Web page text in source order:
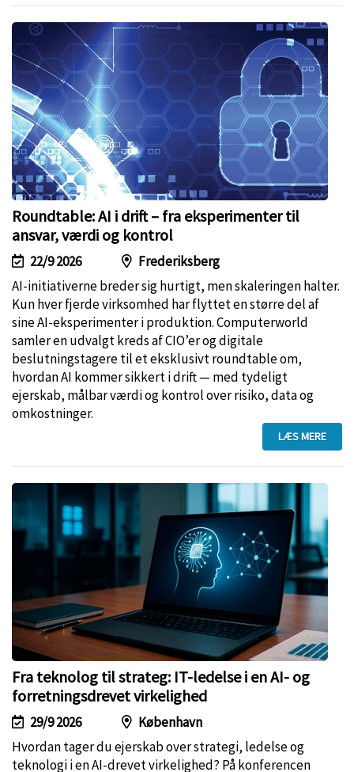
Roundtable: AI i drift – fra eksperimenter til
ansvar, værdi og kontrol
22/9 2026
Frederiksberg
AI-initiativerne breder sig hurtigt, men skaleringen halter.
Kun hver fjerde virksomhed har flyttet en større del af
sine AI-eksperimenter i produktion. Computerworld
samler en udvalgt kreds af CIO’er og digitale
beslutningstagere til et eksklusivt roundtable om,
hvordan AI kommer sikkert i drift — med tydeligt
ejerskab, målbar værdi og kontrol over risiko, data og
omkostninger.
LÆS MERE
Fra teknolog til strateg: IT-ledelse i en AI- og
forretningsdrevet virkelighed
29/9 2026
København
Hvordan tager du ejerskab over strategi, ledelse og
teknologi i en AI-drevet virkelighed? På konferencen